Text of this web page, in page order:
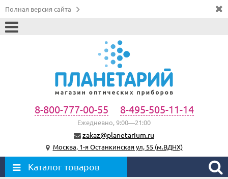
Полная версия сайта
8-800-777-00-55 8-495-505-11-14
Ежедневно, 9:00—21:00
zakaz@planetarium.ru
Москва, 1-я Останкинская ул, 55 (м.ВДНХ)
Каталог товаров